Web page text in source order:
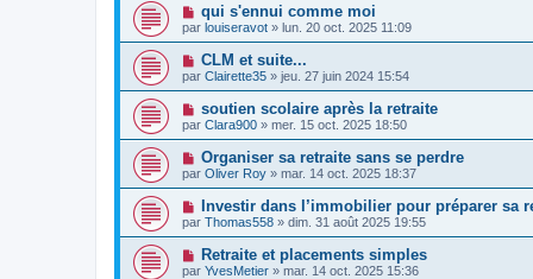
qui s'ennui comme moi
par louiseravot » lun. 20 oct. 2025 11:09
CLM et suite...
par Clairette35 » jeu. 27 juin 2024 15:54
soutien scolaire après la retraite
par Clara900 » mer. 15 oct. 2025 18:50
Organiser sa retraite sans se perdre
par Oliver Roy » mar. 14 oct. 2025 18:37
Investir dans l’immobilier pour préparer sa
par Thomas558 » dim. 31 août 2025 19:55
Retraite et placements simples
par YvesMetier » mar. 14 oct. 2025 15:36